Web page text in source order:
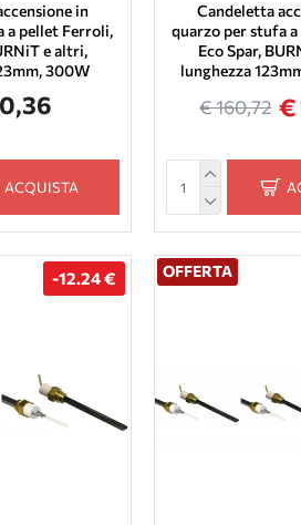
in
a pellet Ferroli,
e altri,
300W
ACQUISTA
Candeletta
quarzo per stufa
Eco Spar,
lunghezza
€
€ 160,72
-12.24 € OFFERTA